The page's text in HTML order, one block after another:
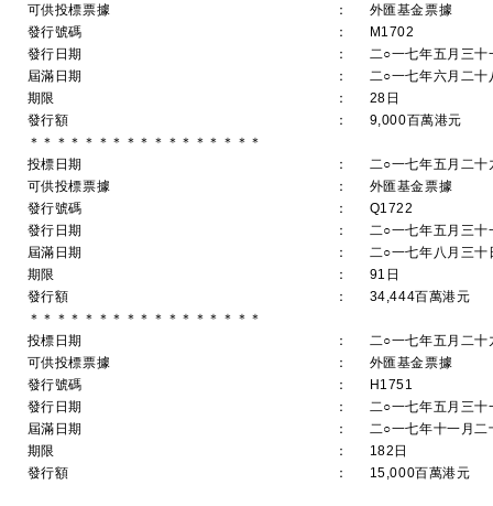
可供投標票據
：
外匯基金票據
發行號碼
：
M1702
發行日期
：
二○一七年五月三十
屆滿日期
：
二○一七年六月二十
期限
：
28日
發行額
：
9,000百萬港元
＊＊＊＊＊＊＊＊＊＊＊＊＊＊＊＊＊
投標日期
：
二○一七年五月二十
可供投標票據
：
外匯基金票據
發行號碼
：
Q1722
發行日期
：
二○一七年五月三十
屆滿日期
：
二○一七年八月三十
期限
：
91日
發行額
：
34,444百萬港元
＊＊＊＊＊＊＊＊＊＊＊＊＊＊＊＊＊
投標日期
：
二○一七年五月二十
可供投標票據
：
外匯基金票據
發行號碼
：
H1751
發行日期
：
二○一七年五月三十
屆滿日期
：
二○一七年十一月二
期限
：
182日
發行額
： 15,000百萬港元